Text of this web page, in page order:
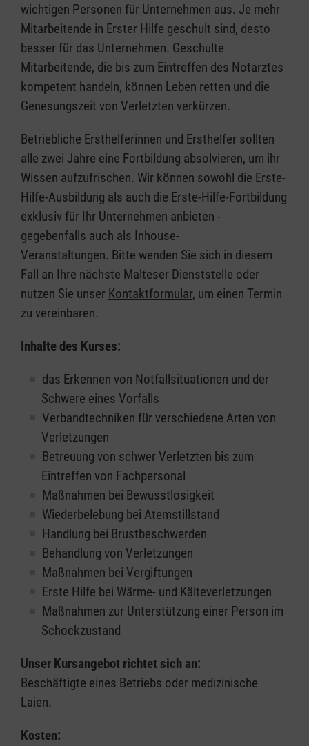
wichtigen Personen für Unternehmen aus. Je mehr
Mitarbeitende in Erster Hilfe geschult sind, desto
besser für das Unternehmen. Geschulte
Mitarbeitende, die bis zum Eintreffen des Notarztes
kompetent handeln, können Leben retten und die
Genesungszeit von Verletzten verkürzen.
Betriebliche Ersthelferinnen und Ersthelfer sollten
alle zwei Jahre eine Fortbildung absolvieren, um ihr
Wissen aufzufrischen. Wir können sowohl die Erste-
Hilfe-Ausbildung als auch die Erste-Hilfe-Fortbildung
exklusiv für Ihr Unternehmen anbieten -
gegebenfalls auch als Inhouse-
Veranstaltungen. Bitte wenden Sie sich in diesem
Fall an Ihre nächste Malteser Dienststelle oder
nutzen Sie unser Kontaktformular, um einen Termin
zu vereinbaren.
Inhalte des Kurses:
das Erkennen von Notfallsituationen und der
Schwere eines Vorfalls
Verbandtechniken für verschiedene Arten von
Verletzungen
Betreuung von schwer Verletzten bis zum
Eintreffen von Fachpersonal
Maßnahmen bei Bewusstlosigkeit
Wiederbelebung bei Atemstillstand
Handlung bei Brustbeschwerden
Behandlung von Verletzungen
Maßnahmen bei Vergiftungen
Erste Hilfe bei Wärme- und Kälteverletzungen
Maßnahmen zur Unterstützung einer Person im
Schockzustand
Unser Kursangebot richtet sich an:
Beschäftigte eines Betriebs oder medizinische
Laien.
Kosten: